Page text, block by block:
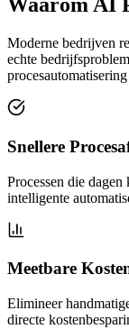
Waarom AI
Moderne bedrijven
echte
Snellere
Processen die
intelligente
Meetbare
Elimineer
directe